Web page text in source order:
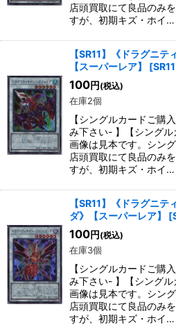
店頭買取にて良品のみ
すが、初期キズ・ホイ…
【SR11】《ドラグニテ
【スーパーレア】
[
100円 (税込)
在庫2個
【シングルカードご購
み下さい- 】【シングル
画像は見本です。シン
店頭買取にて良品のみ
すが、初期キズ・ホイ…
【SR11】《ドラグニ
ダ》【スーパーレア】
[
100円 (税込)
在庫3個
【シングルカードご購
み下さい- 】【シングル
画像は見本です。シン
店頭買取にて良品のみ
すが、初期キズ・ホイ…